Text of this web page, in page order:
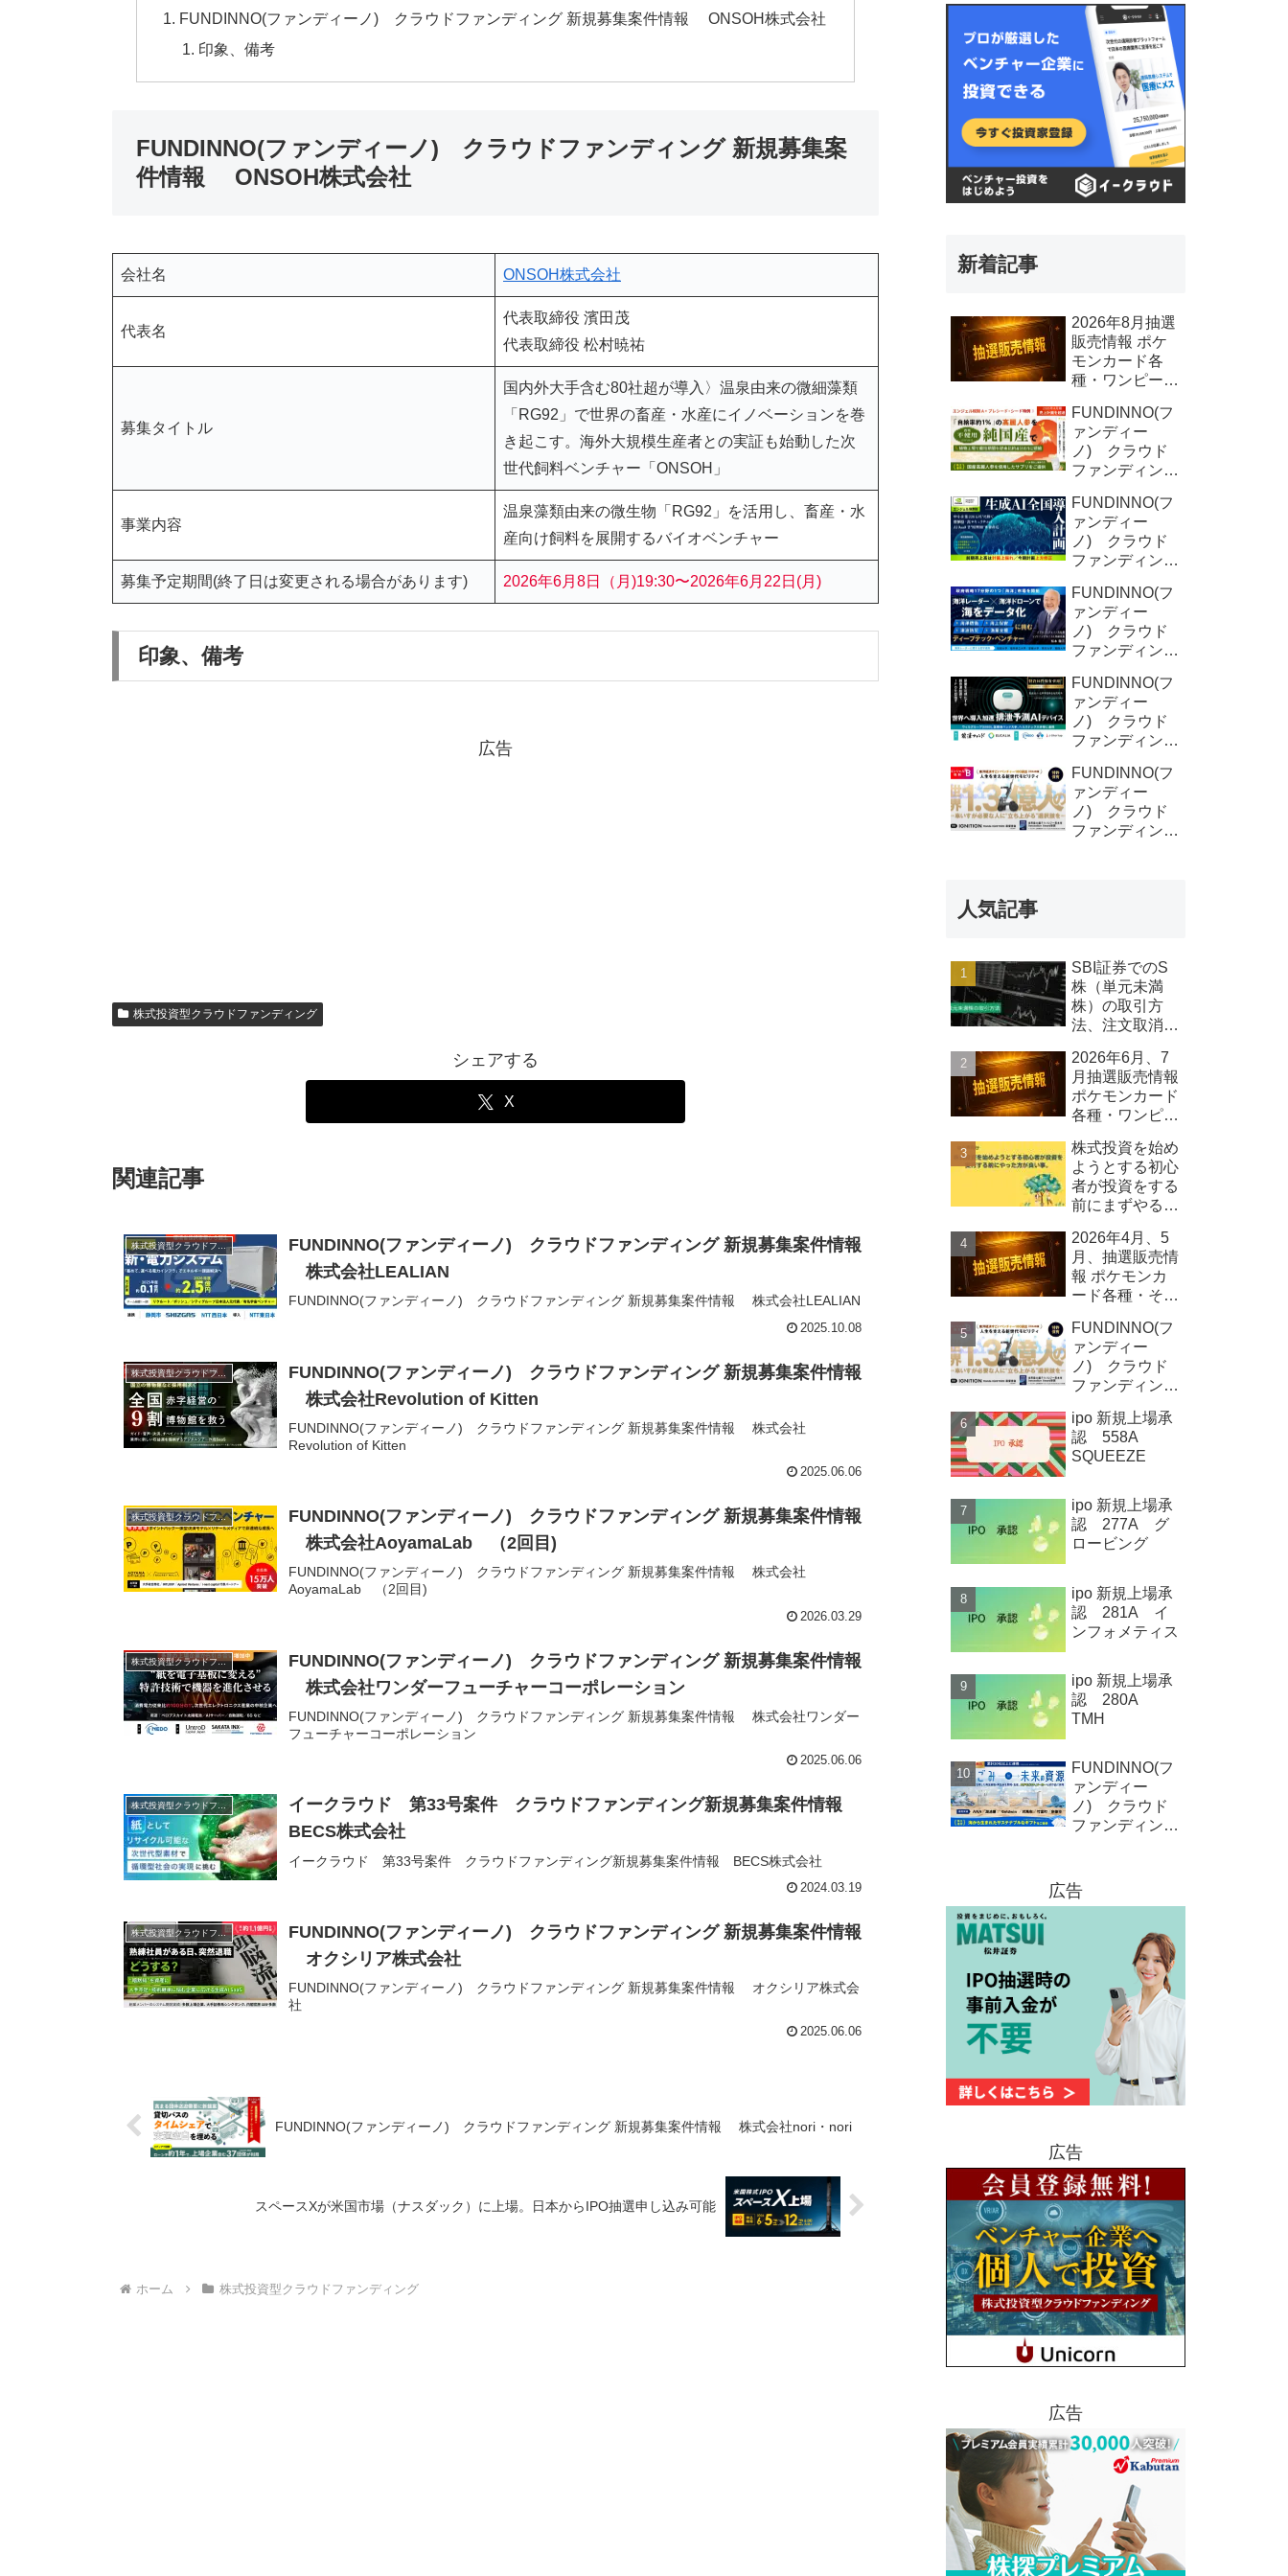
FUNDINNO(ファンディーノ) クラウドファンディング 新規募集案件情報 ONSOH株式会社
印象、備考
FUNDINNO(ファンディーノ) クラウドファンディング 新規募集案
件情報 ONSOH株式会社
会社名 ONSOH株式会社
代表名
代表取締役 濱田茂
代表取締役 松村暁祐
募集タイトル
国内外大手含む80社超が導入〉温泉由来の微細藻類
「RG92」で世界の畜産・水産にイノベーションを巻
き起こす。海外大規模生産者との実証も始動した次
世代飼料ベンチャー「ONSOH」
事業内容
温泉藻類由来の微生物「RG92」を活用し、畜産・水
産向け飼料を展開するバイオベンチャー
募集予定期間(終了日は変更される場合があります) 2026年6月8日（月)19:30〜2026年6月22日(月)
印象、備考
広告
株式投資型クラウドファンディング
シェアする
X
関連記事
株式投資型クラウドファンディング
FUNDINNO(ファンディーノ) クラウドファンディング 新規募集案件情報
株式会社LEALIAN
FUNDINNO(ファンディーノ) クラウドファンディング 新規募集案件情報 株式会社LEALIAN
2025.10.08
FUNDINNO(ファンディーノ) クラウドファンディング 新規募集案件情報
株式会社Revolution of Kitten
FUNDINNO(ファンディーノ) クラウドファンディング 新規募集案件情報 株式会社
Revolution of Kitten
2025.06.06
株式投資型クラウドファンディング
FUNDINNO(ファンディーノ) クラウドファンディング 新規募集案件情報
株式会社AoyamaLab （2回目)
FUNDINNO(ファンディーノ) クラウドファンディング 新規募集案件情報 株式会社
AoyamaLab （2回目)
2026.03.29
株式投資型クラウドファンディング
FUNDINNO(ファンディーノ) クラウドファンディング 新規募集案件情報
株式会社ワンダーフューチャーコーポレーション
FUNDINNO(ファンディーノ) クラウドファンディング 新規募集案件情報 株式会社ワンダー
フューチャーコーポレーション
2025.06.06
株式投資型クラウドファンディング
イークラウド 第33号案件 クラウドファンディング新規募集案件情報
BECS株式会社
イークラウド 第33号案件 クラウドファンディング新規募集案件情報 BECS株式会社
2024.03.19
株式投資型クラウドファンディング
FUNDINNO(ファンディーノ) クラウドファンディング 新規募集案件情報
オクシリア株式会社
FUNDINNO(ファンディーノ) クラウドファンディング 新規募集案件情報 オクシリア株式会
社
2025.06.06
FUNDINNO(ファンディーノ) クラウドファンディング 新規募集案件情報 株式会社nori・nori
スペースXが米国市場（ナスダック）に上場。日本からIPO抽選申し込み可能
ホーム 株式投資型クラウドファンディング
新着記事
2026年8月抽選
販売情報 ポケ
モンカード各
種・ワンピース
の他
FUNDINNO(フ
ァンディー
ノ) クラウド
ファンディング
報 YD-
Plants (2回目)
FUNDINNO(フ
ァンディー
ノ) クラウド
ファンディング
報 オクシリ
ア株式会社
（2回目)
FUNDINNO(フ
ァンディー
ノ) クラウド
ファンディング
報 ORNIS株
式会社
FUNDINNO(フ
ァンディー
ノ) クラウド
ファンディング
報 DFree株式
会社
FUNDINNO(フ
ァンディー
ノ) クラウド
ファンディング
人気記事
SBI証券でのS
株（単元未満
株）の取引方
法、注文取消し
いて
2026年6月、7
月抽選販売情報
ポケモンカード
各種・ワンピー
その他
株式投資を始め
ようとする初心
者が投資をする
前にまずやるべ
2026年4月、5
月、抽選販売情
報 ポケモンカ
ード各種・その
FUNDINNO(フ
ァンディー
ノ) クラウド
ファンディング
報 Qolo株式
会社
ipo 新規上場承
認 558A
SQUEEZE
ipo 新規上場承
認 277A グ
ロービング
ipo 新規上場承
認 281A イ
ンフォメティス
ipo 新規上場承
認 280A
TMH
FUNDINNO(フ
ァンディー
ノ) クラウド
ファンディング
オーシャンクラ
ス
広告
広告
広告